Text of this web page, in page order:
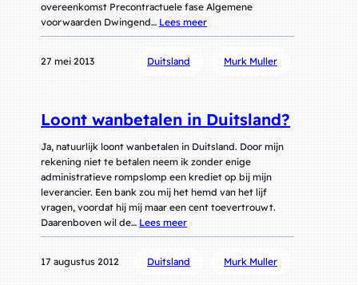
overeenkomst Precontractuele fase Algemene
voorwaarden Dwingend… Lees meer
27 mei 2013 Duitsland Murk Muller
Loont wanbetalen in Duitsland?
Ja, natuurlijk loont wanbetalen in Duitsland. Door mijn
rekening niet te betalen neem ik zonder enige
administratieve rompslomp een krediet op bij mijn
leverancier. Een bank zou mij het hemd van het lijf
vragen, voordat hij mij maar een cent toevertrouwt.
Daarenboven wil de… Lees meer
17 augustus 2012 Duitsland Murk Muller